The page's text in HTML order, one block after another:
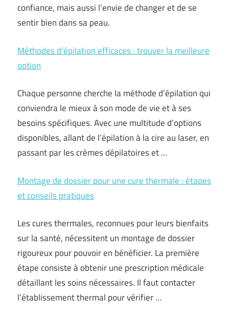
confiance, mais aussi l’envie de changer et de se
sentir bien dans sa peau.
Méthodes d’épilation efficaces : trouver la meilleure
option
Chaque personne cherche la méthode d’épilation qui
conviendra le mieux à son mode de vie et à ses
besoins spécifiques. Avec une multitude d’options
disponibles, allant de l’épilation à la cire au laser, en
passant par les crèmes dépilatoires et …
Montage de dossier pour une cure thermale : étapes
et conseils pratiques
Les cures thermales, reconnues pour leurs bienfaits
sur la santé, nécessitent un montage de dossier
rigoureux pour pouvoir en bénéficier. La première
étape consiste à obtenir une prescription médicale
détaillant les soins nécessaires. Il faut contacter
l’établissement thermal pour vérifier …